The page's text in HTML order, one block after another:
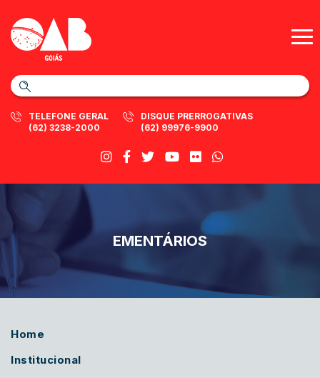
TELEFONE GERAL
(62) 3238-2000
DISQUE PRERROGATIVAS
(62) 99976-9900
EMENTÁRIOS
Home
Institucional